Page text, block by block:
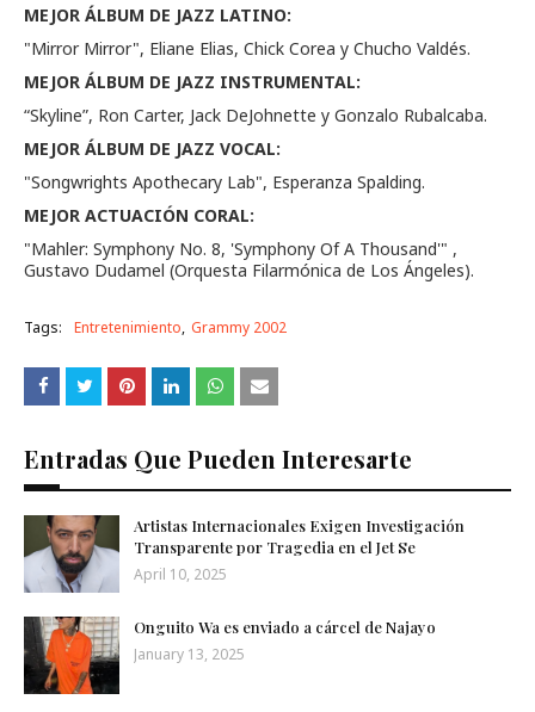
MEJOR ÁLBUM DE JAZZ LATINO:
"Mirror Mirror", Eliane Elias, Chick Corea y Chucho Valdés.
MEJOR ÁLBUM DE JAZZ INSTRUMENTAL:
“Skyline”, Ron Carter, Jack DeJohnette y Gonzalo Rubalcaba.
MEJOR ÁLBUM DE JAZZ VOCAL:
"Songwrights Apothecary Lab", Esperanza Spalding.
MEJOR ACTUACIÓN CORAL:
"Mahler: Symphony No. 8, 'Symphony Of A Thousand'" ,
Gustavo Dudamel (Orquesta Filarmónica de Los Ángeles).
Tags: Entretenimiento Grammy 2002
Entradas Que Pueden Interesarte
Artistas Internacionales Exigen Investigación
Transparente por Tragedia en el Jet Se
April 10, 2025
Onguito Wa es enviado a cárcel de Najayo
January 13, 2025